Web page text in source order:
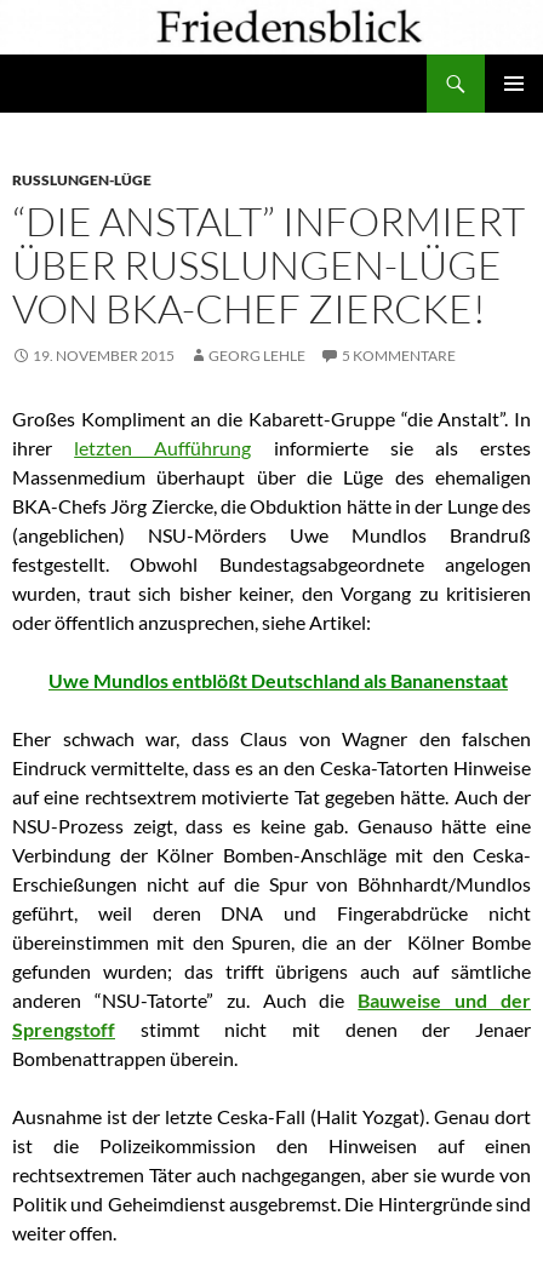
RUSSLUNGEN-LÜGE
“DIE ANSTALT” INFORMIERT
ÜBER RUSSLUNGEN-LÜGE
VON BKA-CHEF ZIERCKE!
19. NOVEMBER 2015 GEORG LEHLE 5 KOMMENTARE
Großes Kompliment an die Kabarett-Gruppe “die Anstalt”. In
ihrer letzten Aufführung informierte sie als erstes
Massenmedium überhaupt über die Lüge des ehemaligen
BKA-Chefs Jörg Ziercke, die Obduktion hätte in der Lunge des
(angeblichen) NSU-Mörders Uwe Mundlos Brandruß
festgestellt. Obwohl Bundestagsabgeordnete angelogen
wurden, traut sich bisher keiner, den Vorgang zu kritisieren
oder öffentlich anzusprechen, siehe Artikel:
Uwe Mundlos entblößt Deutschland als Bananenstaat
Eher schwach war, dass Claus von Wagner den falschen
Eindruck vermittelte, dass es an den Ceska-Tatorten Hinweise
auf eine rechtsextrem motivierte Tat gegeben hätte. Auch der
NSU-Prozess zeigt, dass es keine gab. Genauso hätte eine
Verbindung der Kölner Bomben-Anschläge mit den Ceska-
Erschießungen nicht auf die Spur von Böhnhardt/Mundlos
geführt, weil deren DNA und Fingerabdrücke nicht
übereinstimmen mit den Spuren, die an der Kölner Bombe
gefunden wurden; das trifft übrigens auch auf sämtliche
anderen “NSU-Tatorte” zu. Auch die Bauweise und der
Sprengstoff stimmt nicht mit denen der Jenaer
Bombenattrappen überein.
Ausnahme ist der letzte Ceska-Fall (Halit Yozgat). Genau dort
ist die Polizeikommission den Hinweisen auf einen
rechtsextremen Täter auch nachgegangen, aber sie wurde von
Politik und Geheimdienst ausgebremst. Die Hintergründe sind
weiter offen.